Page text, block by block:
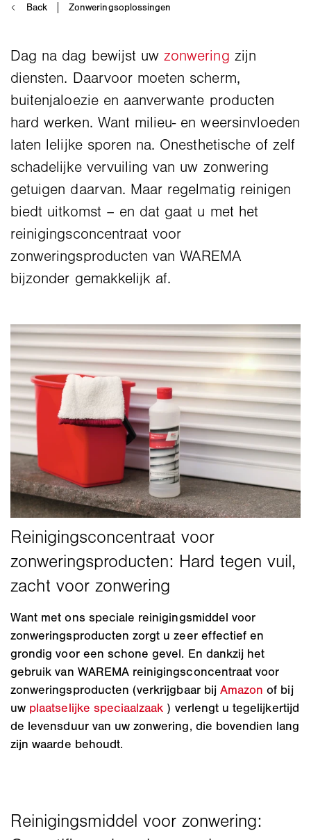
Dag na dag bewijst uwzonwering zijn
diensten. Daarvoor moeten scherm,
buitenjaloezie en aanverwante producten
hard werken. Want milieu- en weersinvloeden
laten lelijke sporen na. Onesthetische of zelf
schadelijke vervuiling van uw zonwering
getuigen daarvan. Maar regelmatig reinigen
biedt uitkomst – en dat gaat u met het
reinigingsconcentraat voor
zonweringsproducten van WAREMA
bijzonder gemakkelijk af.
Want met ons speciale reinigingsmiddel voor
zonweringsproducten zorgt u zeer effectief en
grondig voor een schone gevel. En dankzij het
gebruik van WAREMA reinigingsconcentraat voor
zonweringsproducten (verkrijgbaar bij Amazon of bij
uw plaatselijke speciaalzaak ) verlengt u tegelijkertijd
de levensduur van uw zonwering, die bovendien lang
zijn waarde behoudt.